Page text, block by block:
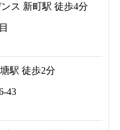
ス 新町駅 徒歩4分
駅 徒歩2分
43